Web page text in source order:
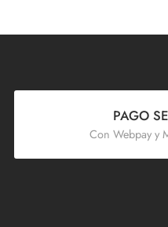
PAGO
Con Webpay y